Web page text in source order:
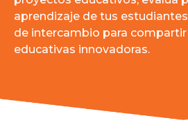
aprendizaje de tus
de intercambio para
educativas innovadoras.